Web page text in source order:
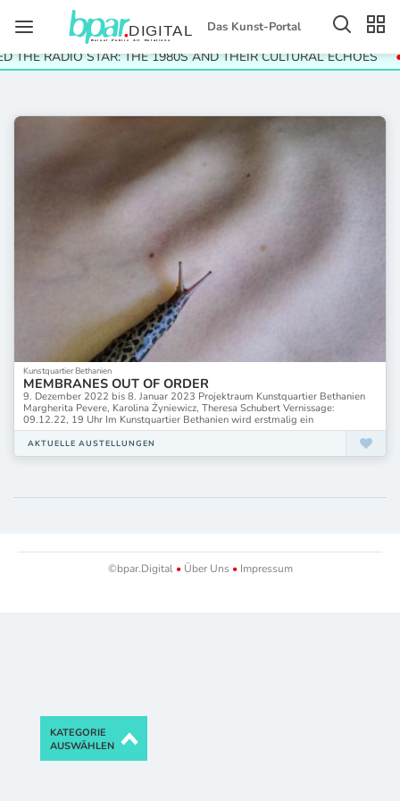
Das Kunst-Portal
THE RADIO STAR: THE 1980S AND THEIR CULTURAL ECHOES
Kunstquartier Bethanien
MEMBRANES OUT OF ORDER
9. Dezember 2022 bis 8. Januar 2023 Projektraum Kunstquartier Bethanien
Margherita Pevere, Karolina Żyniewicz, Theresa Schubert Vernissage:
09.12.22, 19 Uhr Im Kunstquartier Bethanien wird erstmalig ein
AKTUELLE AUSTELLUNGEN
©bpar.Digital •Über Uns •Impressum
KATEGORIE
AUSWÄHLEN